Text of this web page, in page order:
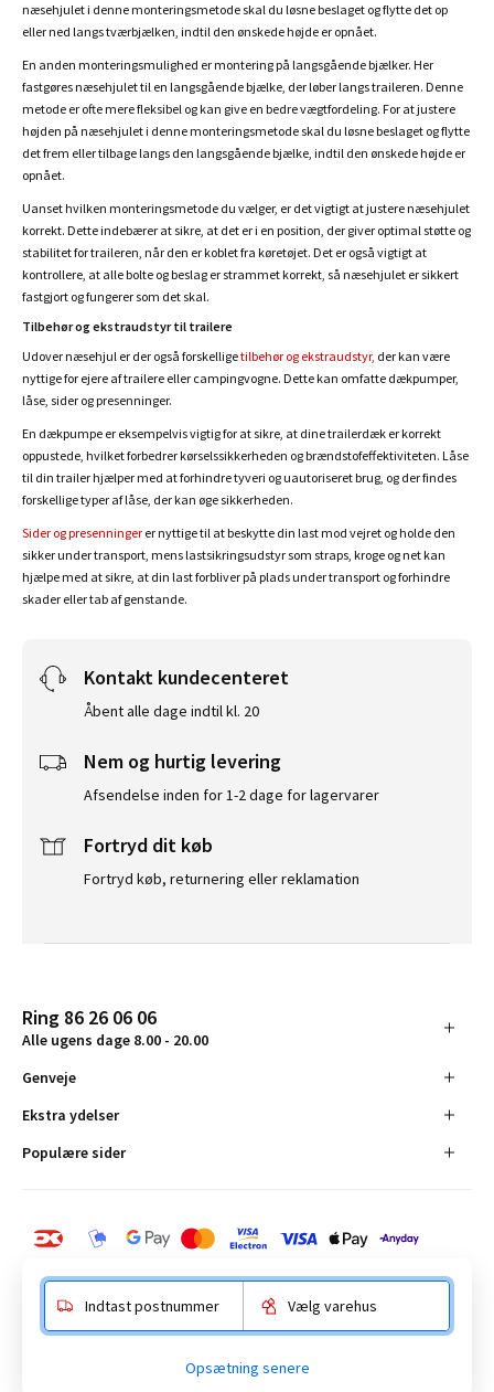
næsehjulet i denne monteringsmetode skal du løsne beslaget og flytte det op
eller ned langs tværbjælken, indtil den ønskede højde er opnået.
En anden monteringsmulighed er montering på langsgående bjælker. Her
fastgøres næsehjulet til en langsgående bjælke, der løber langs traileren. Denne
metode er ofte mere fleksibel og kan give en bedre vægtfordeling. For at justere
højden på næsehjulet i denne monteringsmetode skal du løsne beslaget og flytte
det frem eller tilbage langs den langsgående bjælke, indtil den ønskede højde er
opnået.
Uanset hvilken monteringsmetode du vælger, er det vigtigt at justere næsehjulet
korrekt. Dette indebærer at sikre, at det er i en position, der giver optimal støtte og
stabilitet for traileren, når den er koblet fra køretøjet. Det er også vigtigt at
kontrollere, at alle bolte og beslag er strammet korrekt, så næsehjulet er sikkert
fastgjort og fungerer som det skal.
Tilbehør og ekstraudstyr til trailere
Udover næsehjul er der også forskelligetilbehør og ekstraudstyr, der kan være
nyttige for ejere af trailere eller campingvogne. Dette kan omfatte dækpumper,
låse, sider og presenninger.
En dækpumpe er eksempelvis vigtig for at sikre, at dine trailerdæk er korrekt
oppustede, hvilket forbedrer kørselssikkerheden og brændstofeffektiviteten. Låse
til din trailer hjælper med at forhindre tyveri og uautoriseret brug, og der findes
forskellige typer af låse, der kan øge sikkerheden.
Sider og presenninger er nyttige til at beskytte din last mod vejret og holde den
sikker under transport, mens lastsikringsudstyr som straps, kroge og net kan
hjælpe med at sikre, at din last forbliver på plads under transport og forhindre
skader eller tab af genstande.
Kontakt kundecenteret
Åbent alle dage indtil kl. 20
Nem og hurtig levering
Afsendelse inden for 1-2 dage for lagervarer
Fortryd dit køb
Fortryd køb, returnering eller reklamation
Ring 86 26 06 06
Alle ugens dage 8.00 - 20.00
Genveje
Ekstra ydelser
Populære sider
Anelystparken 16, 8381 Tilst. CVR-nummer 19555305
Indtast postnummer Vælg varehus
Opsætning senere